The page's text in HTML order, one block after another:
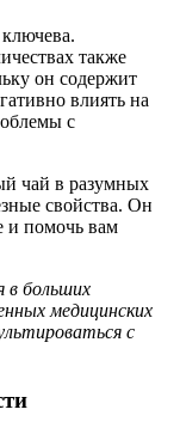
также
он содержит
влиять на
с
чай в разумных
свойства. Он
и помочь вам
в больших
медицинских
с